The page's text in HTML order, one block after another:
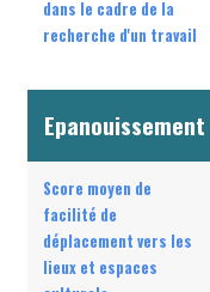
dans le cadre de la
recherche d'un travail
Epanouissement
Score moyen de
facilité de
déplacement vers les
lieux et espaces